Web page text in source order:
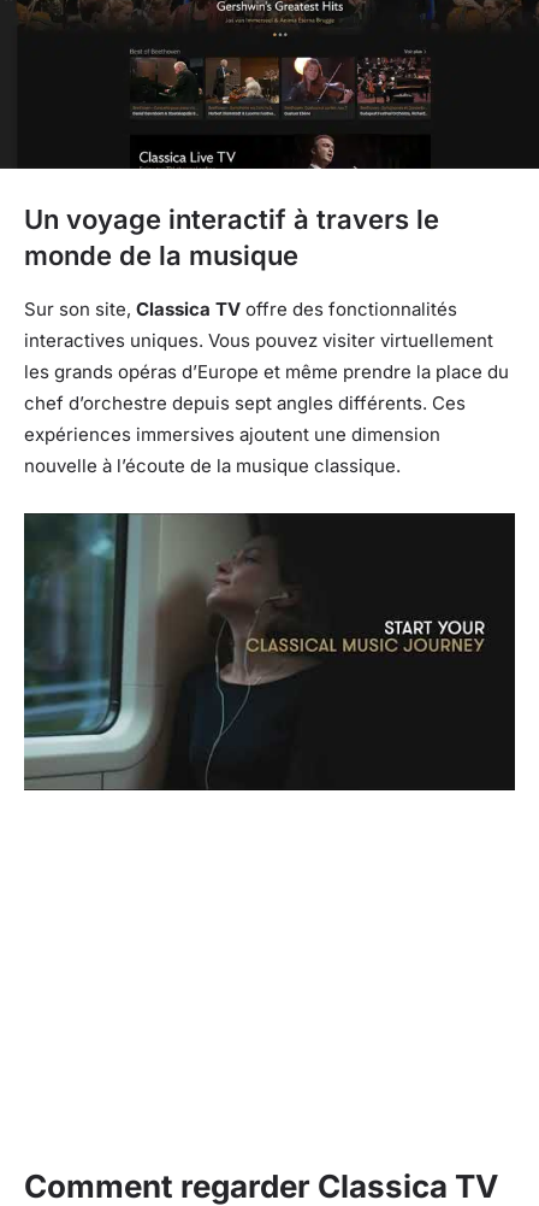
Un voyage interactif à travers le
monde de la musique
Sur son site, Classica TV offre des fonctionnalités
interactives uniques. Vous pouvez visiter virtuellement
les grands opéras d’Europe et même prendre la place du
chef d’orchestre depuis sept angles différents. Ces
expériences immersives ajoutent une dimension
nouvelle à l’écoute de la musique classique.
Comment regarder Classica TV